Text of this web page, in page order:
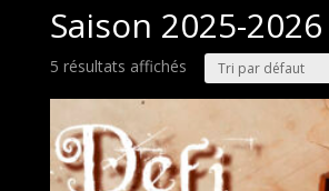
Saison 2025-2026
5 résultats affichés